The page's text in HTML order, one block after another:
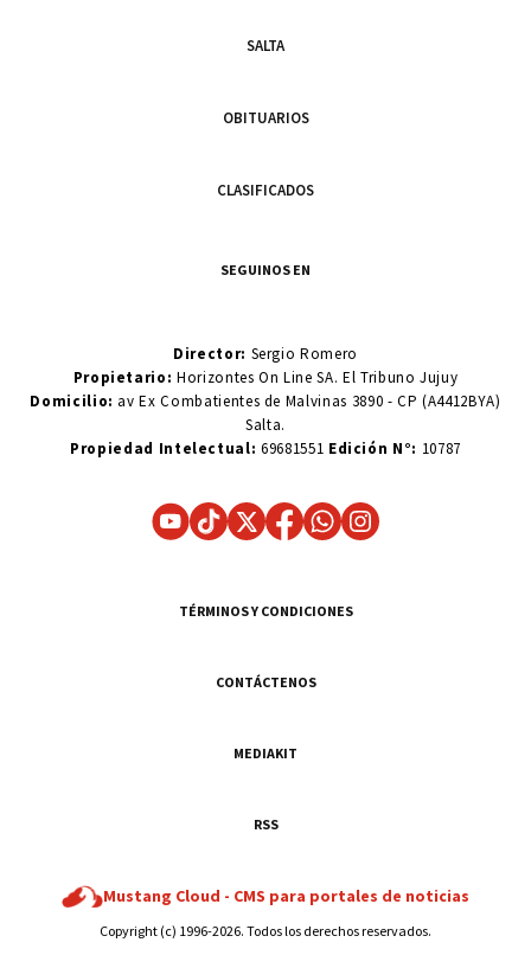
SALTA
OBITUARIOS
CLASIFICADOS
SEGUINOS EN
Director: Sergio Romero
Propietario:Horizontes On Line SA. El Tribuno Jujuy
Domicilio: av Ex Combatientes de Malvinas 3890 - CP (A4412BYA)
Salta.
Propiedad Intelectual: 69681551 Edición N°: 10787
TÉRMINOS Y CONDICIONES
CONTÁCTENOS
MEDIAKIT
RSS
Mustang Cloud - CMS para portales de noticias
Copyright (c) 1996-2026. Todos los derechos reservados.